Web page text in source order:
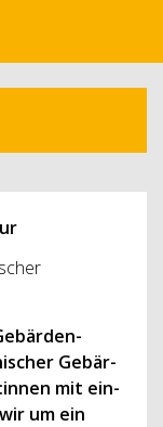
Gebär­
mit ein­
um ein